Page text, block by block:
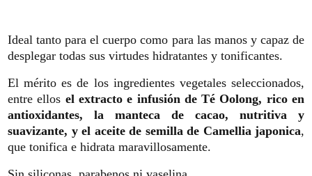
Ideal tanto para el cuerpo como para las manos y capaz de
desplegar todas sus virtudes hidratantes y tonificantes.
El mérito es de los ingredientes vegetales seleccionados,
entre ellos el extracto e infusión de Té Oolong, rico en
antioxidantes, la manteca de cacao, nutritiva y
suavizante, y el aceite de semilla de Camellia japonica,
que tonifica e hidrata maravillosamente.